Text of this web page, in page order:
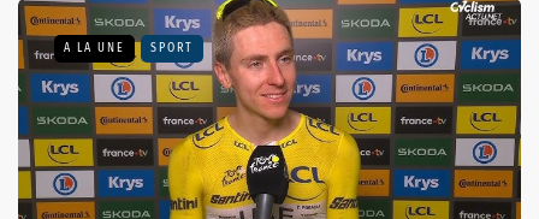
A LA UNE SPORT